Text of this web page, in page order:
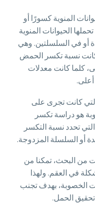
المنوية كسورًا أو
الحيوانات المنوية
أو في السلسلتين. وهي
نسبة تكسر الحمض
كلما كانت معدلات
التي كانت تجرى على
هو دراسة تكسر
تحدد نسبة التكسر
أو السلسلة المزدوجة.
من البحث، تمكنا من
في العقم. ولهذا
الخصوبة، بهدف تجنب
الحمل.